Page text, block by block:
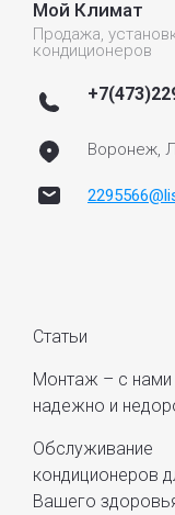
Мой Климат
Продажа,
кондиционеров
Воронеж,
Статьи
Монтаж – с нами
надежно и
Обслуживание
кондиционеров
Вашего